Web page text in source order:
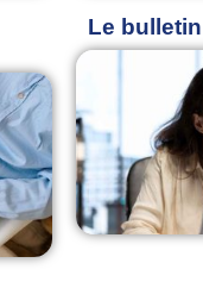
Le